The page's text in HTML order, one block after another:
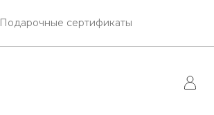
Подарочные сертификаты